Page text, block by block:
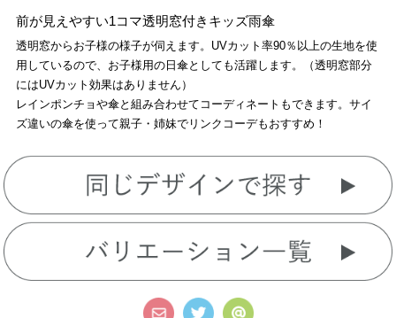
前が見えやすい1コマ透明窓付きキッズ雨傘
透明窓からお子様の様子が伺えます。UVカット率90％以上の生地を使
用しているので、お子様用の日傘としても活躍します。（透明窓部分
にはUVカット効果はありません）
レインポンチョや傘と組み合わせてコーディネートもできます。サイ
ズ違いの傘を使って親子・姉妹でリンクコーデもおすすめ！